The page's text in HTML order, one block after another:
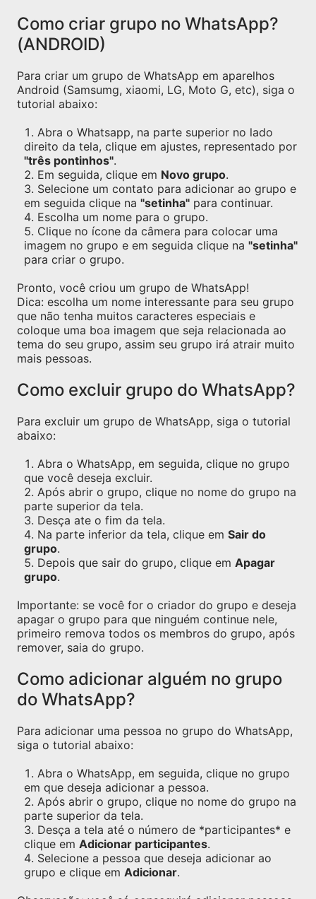
Como criar grupo no WhatsApp?
(ANDROID)
Para criar um grupo de WhatsApp em aparelhos
Android (Samsumg, xiaomi, LG, Moto G, etc), siga o
tutorial abaixo:
Abra o Whatsapp, na parte superior no lado
direito da tela, clique em ajustes, representado por
"três pontinhos".
Em seguida, clique em Novo grupo.
Selecione um contato para adicionar ao grupo e
em seguida clique na "setinha" para continuar.
Escolha um nome para o grupo.
Clique no ícone da câmera para colocar uma
imagem no grupo e em seguida clique na "setinha"
para criar o grupo.
Pronto, você criou um grupo de WhatsApp!
Dica: escolha um nome interessante para seu grupo
que não tenha muitos caracteres especiais e
coloque uma boa imagem que seja relacionada ao
tema do seu grupo, assim seu grupo irá atrair muito
mais pessoas.
Como excluir grupo do WhatsApp?
Para excluir um grupo de WhatsApp, siga o tutorial
abaixo:
Abra o WhatsApp, em seguida, clique no grupo
que você deseja excluir.
Após abrir o grupo, clique no nome do grupo na
parte superior da tela.
Desça ate o fim da tela.
Na parte inferior da tela, clique em Sair do
grupo.
Depois que sair do grupo, clique em Apagar
grupo.
Importante: se você for o criador do grupo e deseja
apagar o grupo para que ninguém continue nele,
primeiro remova todos os membros do grupo, após
remover, saia do grupo.
Como adicionar alguém no grupo
do WhatsApp?
Para adicionar uma pessoa no grupo do WhatsApp,
siga o tutorial abaixo:
Abra o WhatsApp, em seguida, clique no grupo
em que deseja adicionar a pessoa.
Após abrir o grupo, clique no nome do grupo na
parte superior da tela.
Desça a tela até o número de *participantes* e
clique em Adicionar participantes.
Selecione a pessoa que deseja adicionar ao
grupo e clique em Adicionar.